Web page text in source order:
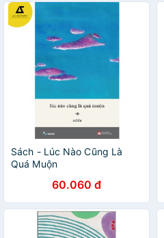
Sách - Lúc Nào Cũng Là
Quá Muộn
60.060 đ